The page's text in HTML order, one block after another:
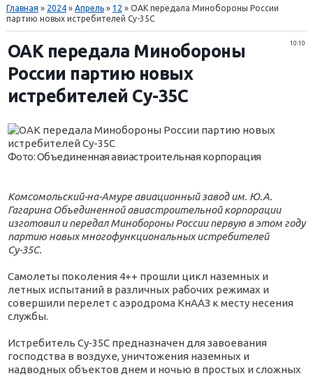
Главная » 2024 » Апрель » 12 » ОАК передала Минобороны России
партию новых истребителей Су-35С
10:10
ОАК передала Минобороны
России партию новых
истребителей Су-35С
Фото: Объединенная авиастроительная корпорация
Комсомольский-на-Амуре авиационный завод им. Ю.А.
Гагарина Объединенной авиастроительной корпорации
изготовил и передал Минобороны России первую в этом году
партию новых многофункциональных истребителей
Су-35С.
Самолеты поколения 4++ прошли цикл наземных и
летных испытаний в различных рабочих режимах и
совершили перелет с аэродрома КнААЗ к месту несения
службы.
Истребитель Су‑35С предназначен для завоевания
господства в воздухе, уничтожения наземных и
надводных объектов днем и ночью в простых и сложных